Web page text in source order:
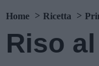
Home Ricetta
Riso